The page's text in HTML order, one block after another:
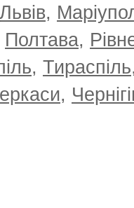
Львів,
Полтава,
, Тираспіль
,